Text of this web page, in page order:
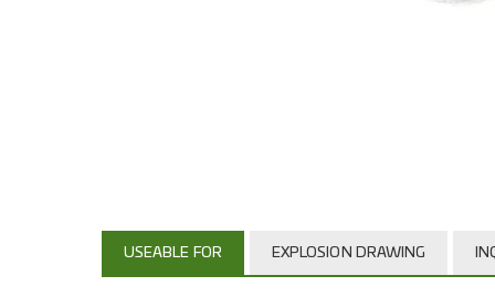
USEABLE FOR EXPLOSION DRAWING